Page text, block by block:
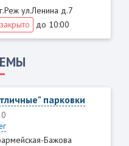
г.Реж ул.Ленина д.7
закрыто
до 10:00
парковки
Бажова